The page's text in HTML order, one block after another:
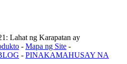
Lahat ng Karapatan ay
- Mapa ng Site -
- PINAKAMAHUSAY NA